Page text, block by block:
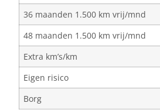
36 maanden 1.500 km vrij/mnd
48 maanden 1.500 km vrij/mnd
Extra km’s/km
Eigen risico
Borg